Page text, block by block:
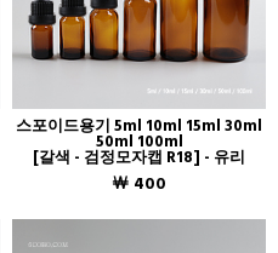
스포이드용기 5ml 10ml 15ml 30ml
50ml 100ml
[갈색 - 검정모자캡 R18] - 유리
￦ 400